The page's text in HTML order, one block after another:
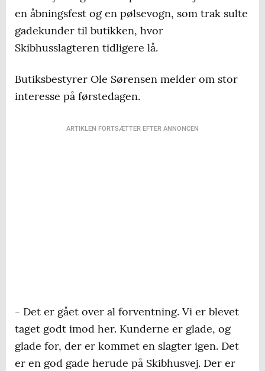
en åbningsfest og en pølsevogn, som trak sulte
gadekunder til butikken, hvor
Skibhusslagteren tidligere lå.
Butiksbestyrer Ole Sørensen melder om stor
interesse på førstedagen.
ARTIKLEN FORTSÆTTER EFTER ANNONCEN
- Det er gået over al forventning. Vi er blevet
taget godt imod her. Kunderne er glade, og
glade for, der er kommet en slagter igen. Det
er en god gade herude på Skibhusvej. Der er